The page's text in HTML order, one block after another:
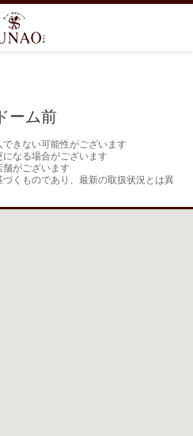
ーム前
きない可能性がございます
なる場合がございます
がございます
くものであり、最新の取扱状況とは異